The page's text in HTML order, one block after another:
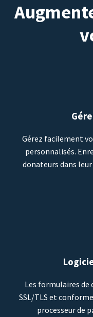
Gérez facilement
personnalisés.
donateurs dans
Les formulaires de
SSL/TLS et
processeur de